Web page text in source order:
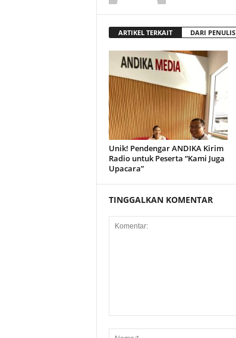
ARTIKEL TERKAIT DARI PENULIS
Unik! Pendengar ANDIKA Kirim
Radio untuk Peserta “Kami Juga
Upacara”
TINGGALKAN KOMENTAR